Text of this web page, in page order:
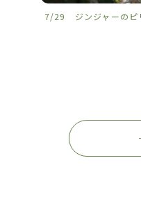
7/29 ジンジャーのピ